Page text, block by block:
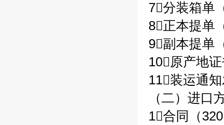
7分装箱单
8正本提单
9副本提单
10原产地
11装运通
（二）进口
1合同（